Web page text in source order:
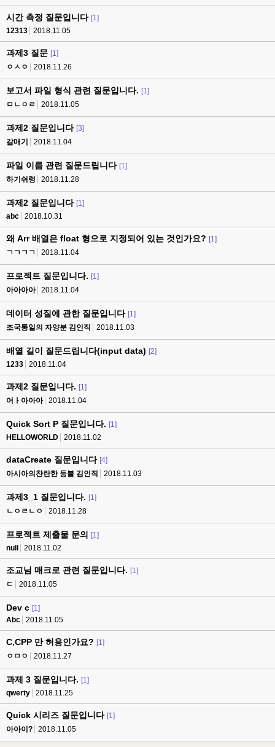
시간 측정 질문입니다 [1]
12313
2018.11.05
과제3 질문 [1]
ㅇㅅㅇ
2018.11.26
보고서 파일 형식 관련 질문입니다. [1]
ㅁㄴㅇㄹ
2018.11.05
과제2 질문입니다 [3]
갈매기
2018.11.04
파일 이름 관련 질문드립니다 [1]
하기쉬렁
2018.11.28
과제2 질문입니다 [1]
abc
2018.10.31
왜 Arr 배열은 float 형으로 지정되어 있는 것인가요? [1]
ㄱㄱㄱㄱ
2018.11.04
프로젝트 질문입니다. [1]
아아아아
2018.11.04
데이터 성질에 관한 질문입니다 [1]
조국통일의 자양분 김인직
2018.11.03
배열 길이 질문드립니다(input data) [2]
1233
2018.11.04
과제2 질문입니다. [1]
어ㅏ아아아
2018.11.04
Quick Sort P 질문입니다. [1]
HELLOWORLD
2018.11.02
dataCreate 질문입니다 [4]
아시아의찬란한 등불 김인직
2018.11.03
과제3_1 질문입니다. [1]
ㄴㅇㄹㄴㅇ
2018.11.28
프로젝트 제출물 문의
[1]
null
2018.11.02
조교님 매크로 관련 질문입니다. [1]
ㄷ
2018.11.05
Dev c [1]
Abc
2018.11.05
C,CPP 만 허용인가요? [1]
ㅇㅁㅇ
2018.11.27
과제 3 질문입니다. [1]
qwerty
2018.11.25
Quick 시리즈 질문입니다 [1]
아아이?
2018.11.05